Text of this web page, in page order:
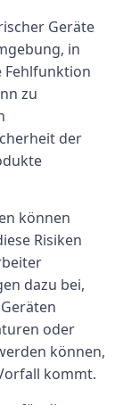
Geräte
in
Fehlfunktion
zu
der
können
Risiken
dazu bei,
oder
können,
kommt.